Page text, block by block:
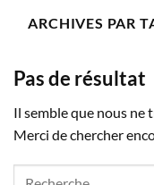
ARCHIVES PAR
Pas de résultat
Il semble que nous ne
Merci de chercher